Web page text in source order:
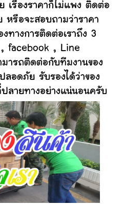
เรื่องราคาก็ไม่แพง ติดต่อ
หรือจะสอบถามว่าราคา
งทางการติดต่อเราถึง 3
, facebook , Line
ารถติดต่อกับทีมงานของ
ลอดภัย รับรองได้ว่าของ
ลายทางอย่างแน่นอนครับ